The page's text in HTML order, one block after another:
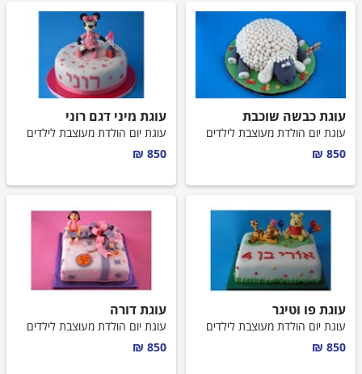
עוגות חתונה
עוגות מתנה
עוגות מספרים
קאפקייקס מעוצבים
עוגת כבשה שוכבת
עוגת יום הולדת מעוצבת לילדים
850 ₪
עוגת מיני דגם רוני
עוגת יום הולדת מעוצבת לילדים
850 ₪
עוגת פו וטיגר
עוגת יום הולדת מעוצבת לילדים
850 ₪
עוגת דורה
עוגת יום הולדת מעוצבת לילדים
850 ₪